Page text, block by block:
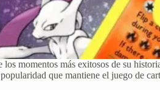
los momentos más exitosos de su
que mantiene el juego de